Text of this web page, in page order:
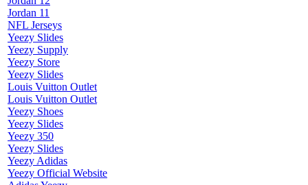
Jordan 11
NFL Jerseys
Yeezy Slides
Yeezy Supply
Yeezy Store
Yeezy Slides
Louis Vuitton Outlet
Louis Vuitton Outlet
Yeezy Shoes
Yeezy Slides
Yeezy 350
Yeezy Slides
Yeezy Adidas
Yeezy Official Website